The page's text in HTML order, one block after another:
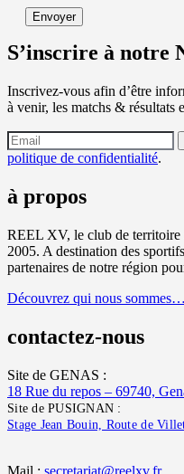
S’inscrire à notre
Inscrivez-vous afin d’être
à venir, les matchs & résultats
politique de confidentialité.
à propos
REEL XV, le club de territoire
2005. A destination des
partenaires de notre région
Découvrez qui nous sommes…
contactez-nous
Site de GENAS :
18 Rue du repos – 69740,
Site de PUSIGNAN :
Stage Jean Bouin, Route de
Mail : secretariat@reelxv.fr